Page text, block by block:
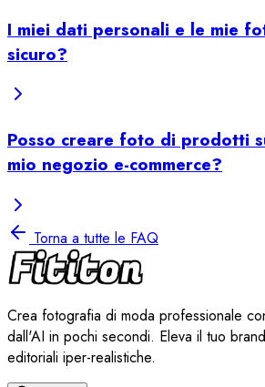
I miei dati personali e le mie
sicuro?
Posso creare foto di prodotti
mio negozio e-commerce?
Torna a tutte le FAQ
Crea fotografia di moda professionale
dall'AI in pochi secondi. Eleva il tuo
editoriali iper-realistiche.